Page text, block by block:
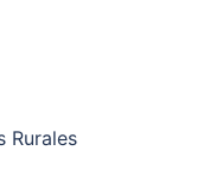
Rurales